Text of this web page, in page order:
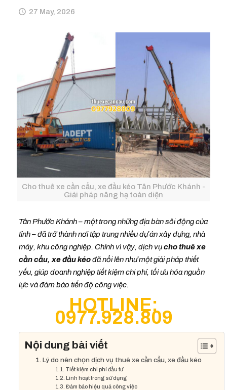
27 May, 2026
Cho thuê xe cần cẩu, xe đầu kéo Tân Phước Khánh -
Giải pháp nâng hạ toàn diện
Tân Phước Khánh – một trong những địa bàn sôi động của
tỉnh – đã trở thành nơi tập trung nhiều dự án xây dựng, nhà
máy, khu công nghiệp. Chính vì vậy, dịch vụcho thuê xe
cần cẩu, xe đầu kéođã nổi lên như một giải pháp thiết
yếu, giúp doanh nghiệp tiết kiệm chi phí, tối ưu hóa nguồn
lực và đảm bảo tiến độ công việc.
HOTLINE:
0977.928.809
Nội dung bài viết
1. Lý do nên chọn dịch vụ thuê xe cần cẩu, xe đầu kéo
1.1. Tiết kiệm chi phí đầu tư
1.2. Linh hoạt trong sử dụng
1.3. Đảm bảo hiệu quả công việc